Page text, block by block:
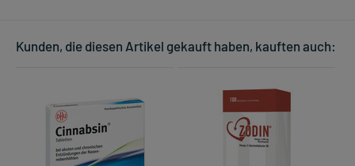
Kunden, die diesen Artikel gekauft haben, kauften auch: